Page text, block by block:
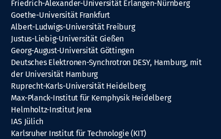
Friedrich-Alexander-Universität Erlangen-Nürnberg
Goethe-Universität Frankfurt
Albert-Ludwigs-Universität Freiburg
Justus-Liebig-Universität Gießen
Georg-August-Universität Göttingen
Deutsches Elektronen-Synchrotron DESY, Hamburg, mit
der Universität Hamburg
Ruprecht-Karls-Universität Heidelberg
Max-Planck-Institut für Kernphysik Heidelberg
Helmholtz-Institut Jena
IAS Jülich
Karlsruher Institut für Technologie (KIT)